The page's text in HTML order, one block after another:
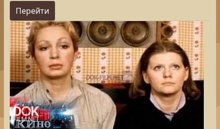
Перейти